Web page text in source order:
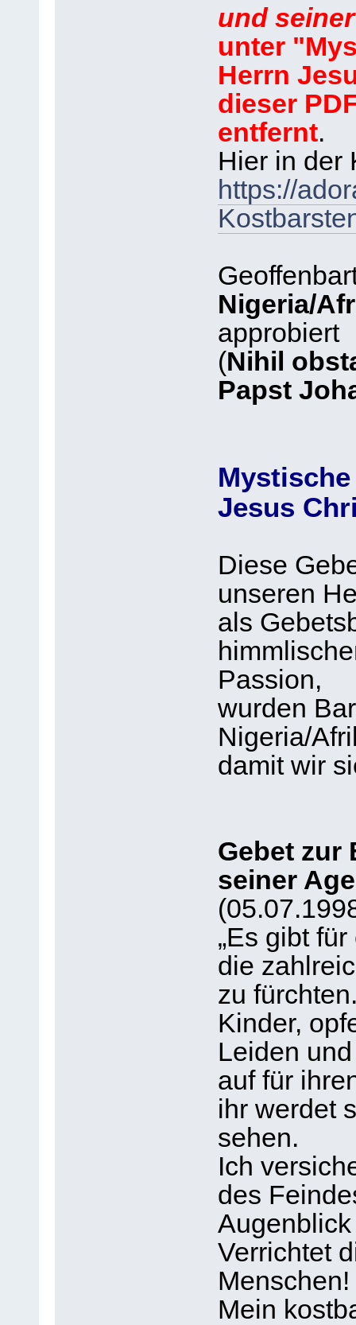
und
unter
Herrn
dieser
entfernt.
Hier in der
https://
Nigeria/
approbiert
(Nihil
Papst
Jesus
Diese
unseren
als
Passion,
wurden
Nigeria/
damit wir
Gebet zur
seiner
„Es gibt
die
zu
Kinder,
Leiden
auf für
ihr werdet
sehen.
Ich
des
Verrichtet
Menschen!
Mein